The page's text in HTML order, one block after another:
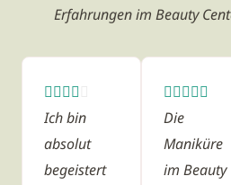
Erfahrungen im Beauty
   
5
Ich bin
absolut
begeistert
    
5
Die
Maniküre
im Beauty